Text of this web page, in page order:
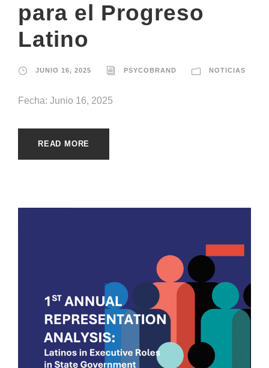
para el Progreso
Latino
JUNIO 16, 2025 PSYCOBRAND NOTICIAS
Fecha: Junio 16, 2025
READ MORE